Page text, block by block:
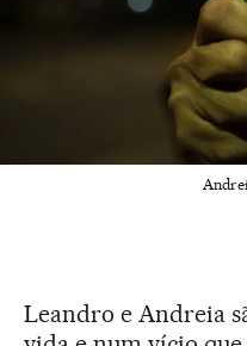
Leandro e Andreia